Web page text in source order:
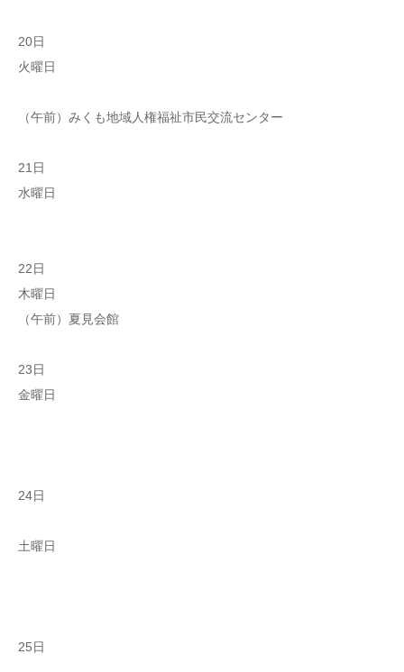
20日
火曜日
（午前）みくも地域人権福祉市民交流センター
21日
水曜日
22日
木曜日
（午前）夏見会館
23日
金曜日
24日
土曜日
25日